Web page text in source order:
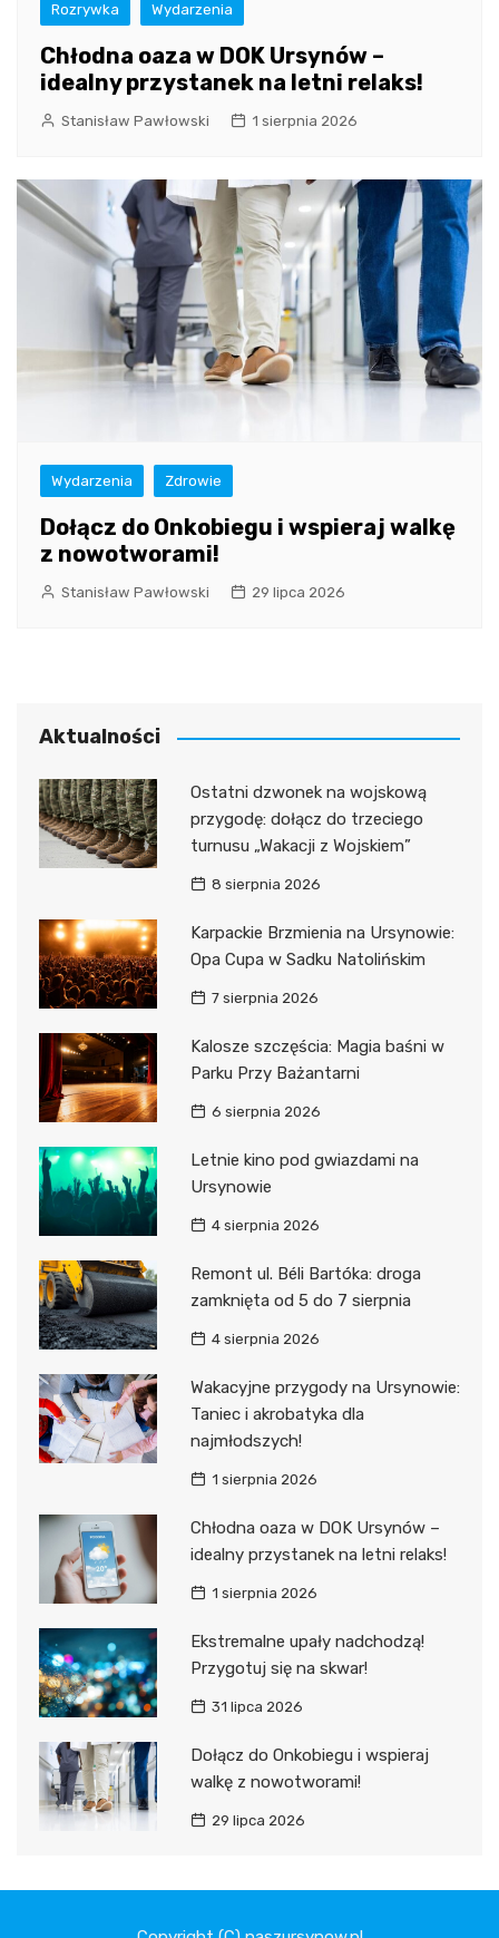
Rozrywka Wydarzenia
Chłodna oaza w DOK Ursynów –
idealny przystanek na letni relaks!
Stanisław Pawłowski 1 sierpnia 2026
Wydarzenia Zdrowie
Dołącz do Onkobiegu i wspieraj walkę
z nowotworami!
Stanisław Pawłowski 29 lipca 2026
Aktualności
Ostatni dzwonek na wojskową
przygodę: dołącz do trzeciego
turnusu „Wakacji z Wojskiem”
8 sierpnia 2026
Karpackie Brzmienia na Ursynowie:
Opa Cupa w Sadku Natolińskim
7 sierpnia 2026
Kalosze szczęścia: Magia baśni w
Parku Przy Bażantarni
6 sierpnia 2026
Letnie kino pod gwiazdami na
Ursynowie
4 sierpnia 2026
Remont ul. Béli Bartóka: droga
zamknięta od 5 do 7 sierpnia
4 sierpnia 2026
Wakacyjne przygody na Ursynowie:
Taniec i akrobatyka dla
najmłodszych!
1 sierpnia 2026
Chłodna oaza w DOK Ursynów –
idealny przystanek na letni relaks!
1 sierpnia 2026
Ekstremalne upały nadchodzą!
Przygotuj się na skwar!
31 lipca 2026
Dołącz do Onkobiegu i wspieraj
walkę z nowotworami!
29 lipca 2026